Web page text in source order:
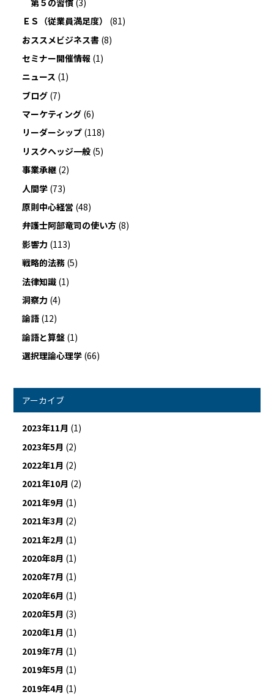
ＥＳ（従業員満足度）
(81)
おススメビジネス書 (8)
セミナー開催情報 (1)
ニュース (1)
ブログ (7)
マーケティング (6)
リーダーシップ (118)
リスクヘッジ一般 (5)
事業承継 (2)
人間学 (73)
原則中心経営 (48)
弁護士阿部竜司の使い方 (8)
影響力 (113)
戦略的法務 (5)
法律知識 (1)
洞察力 (4)
論語 (12)
論語と算盤 (1)
選択理論心理学 (66)
アーカイブ
2023年11月 (1)
2023年5月 (2)
2022年1月 (2)
2021年10月 (2)
2021年9月 (1)
2021年3月 (2)
2021年2月 (1)
2020年8月 (1)
2020年7月 (1)
2020年6月 (1)
2020年5月 (3)
2020年1月 (1)
2019年7月 (1)
2019年5月 (1)
2019年4月 (1)